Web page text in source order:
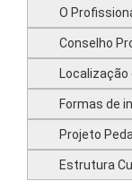
O
Conselho
Localização
Formas de
Projeto
Estrutura